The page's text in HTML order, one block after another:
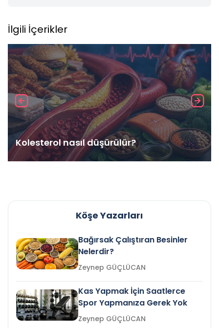
İlgili İçerikler
Kolesterol nasıl düşürülür?
Köşe Yazarları
Bağırsak Çalıştıran Besinler
Nelerdir?
Zeynep GÜÇLÜCAN
Kas Yapmak İçin Saatlerce
Spor Yapmanıza Gerek Yok
Zeynep GÜÇLÜCAN